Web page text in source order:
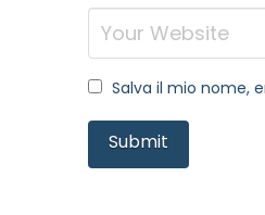
Salva il mio nome,